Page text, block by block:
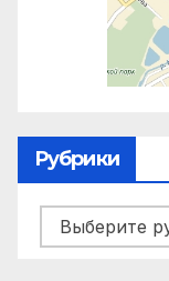
Рубрики
Рубрики